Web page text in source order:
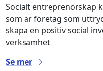
Socialt entreprenörskap
som är företag som
skapa en positiv social
verksamhet.
Se mer